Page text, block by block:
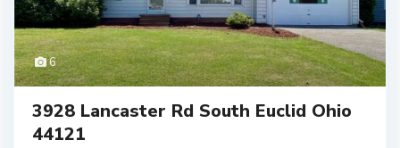
6
3928 Lancaster Rd South Euclid Ohio
44121